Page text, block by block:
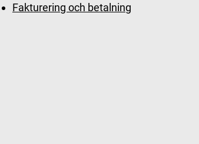
Fakturering och betalning